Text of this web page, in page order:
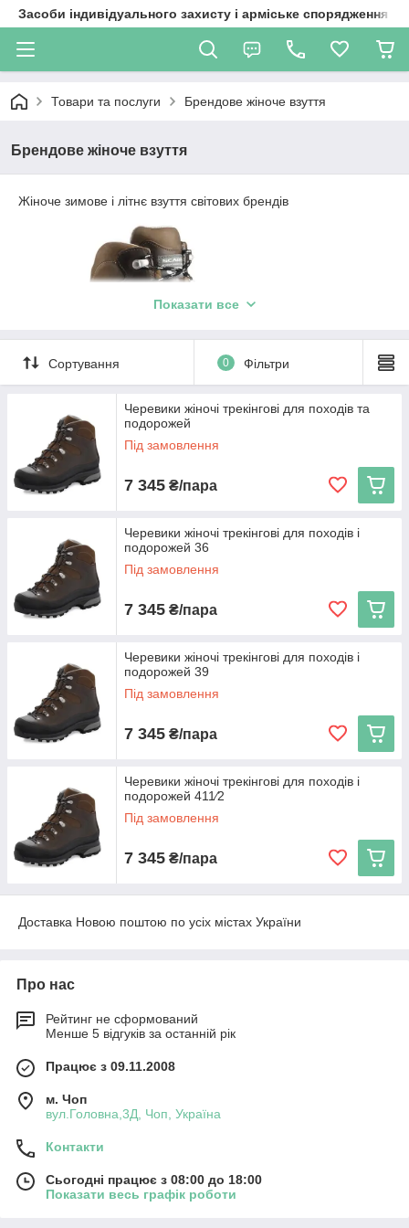
Засоби індивідуального захисту і арміське спорядження
Товари та послуги Брендове жіноче взуття
Брендове жіноче взуття
Жіноче зимове і літнє взуття світових брендів
Показати все
Сортування 0 Фільтри
Черевики жіночі трекінгові для походів та
подорожей
Під замовлення
7 345 ₴/пара
Черевики жіночі трекінгові для походів і
подорожей 36
Під замовлення
7 345 ₴/пара
Черевики жіночі трекінгові для походів і
подорожей 39
Під замовлення
7 345 ₴/пара
Черевики жіночі трекінгові для походів і
подорожей 411⁄2
Під замовлення
7 345 ₴/пара
Доставка Новою поштою по усіх містах України
Про нас
Рейтинг не сформований
Менше 5 відгуків за останній рік
Працює з 09.11.2008
м. Чоп
вул.Головна,3Д, Чоп, Україна
Контакти
Сьогодні працює з 08:00 до 18:00
Показати весь графік роботи